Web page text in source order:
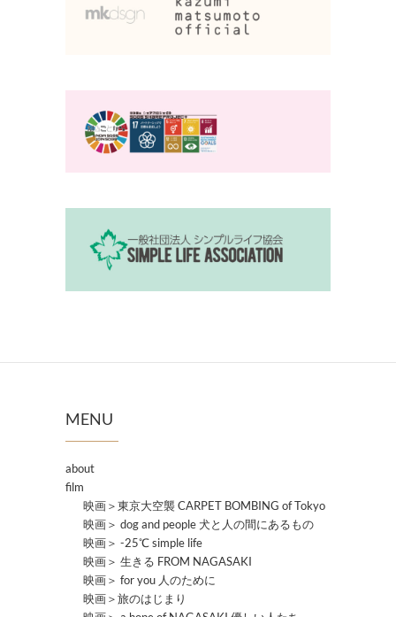
MENU
about
film
映画＞東京大空襲 CARPET BOMBING of Tokyo
映画＞ dog and people 犬と人の間にあるもの
映画＞ -25℃ simple life
映画＞ 生きる FROM NAGASAKI
映画＞ for you 人のために
映画＞旅のはじまり